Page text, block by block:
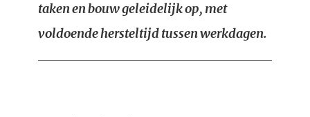
taken en bouw geleidelijk op, met
voldoende hersteltijd tussen werkdagen.